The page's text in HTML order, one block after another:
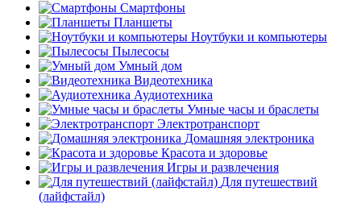
Смартфоны
Планшеты
Ноутбуки и компьютеры
Пылесосы
Умный дом
Видеотехника
Аудиотехника
Умные часы и браслеты
Электротранспорт
Домашняя электроника
Красота и здоровье
Игры и развлечения
Для путешествий
(лайфстайл)
раз в 2 недели